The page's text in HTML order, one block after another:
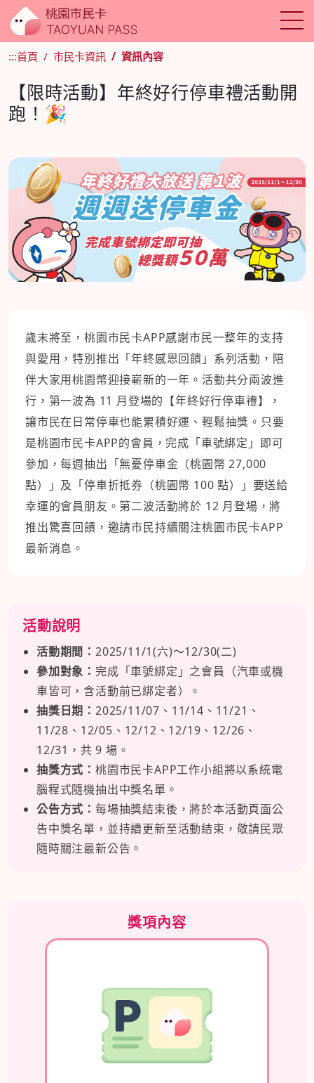
:::首頁 市民卡資訊 資訊內容
【限時活動】年終好行停車禮活動開
跑！🎉
歲末將至，桃園市民卡APP感謝市民一整年的支持
與愛用，特別推出「年終感恩回饋」系列活動，陪
伴大家用桃園幣迎接嶄新的一年。活動共分兩波進
行，第一波為 11 月登場的【年終好行停車禮】，
讓市民在日常停車也能累積好運、輕鬆抽獎。只要
是桃園市民卡APP的會員，完成「車號綁定」即可
參加，每週抽出「無憂停車金（桃園幣 27,000
點）」及「停車折抵券（桃園幣 100 點）」要送給
幸運的會員朋友。第二波活動將於 12 月登場，將
推出驚喜回饋，邀請市民持續關注桃園市民卡APP
最新消息。
活動說明
活動期間： 2025/11/1(六)～12/30(二)
參加對象： 完成「車號綁定」之會員（汽車或機
車皆可，含活動前已綁定者）。
抽獎日期： 2025/11/07、11/14、11/21、
11/28、12/05、12/12、12/19、12/26、
12/31，共 9 場。
抽獎方式： 桃園市民卡APP工作小組將以系統電
腦程式隨機抽出中獎名單。
公告方式： 每場抽獎結束後，將於本活動頁面公
告中獎名單，並持續更新至活動結束，敬請民眾
隨時關注最新公告。
獎項內容